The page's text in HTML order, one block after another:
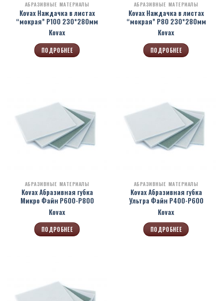
АБРАЗИВНЫЕ МАТЕРИАЛЫ
Kovax Наждачка в листах
“мокрая” Р100 230*280мм
Kovax
ПОДРОБНЕЕ
АБРАЗИВНЫЕ МАТЕРИАЛЫ
Kovax Наждачка в листах
“мокрая” Р80 230*280мм
Kovax
ПОДРОБНЕЕ
АБРАЗИВНЫЕ МАТЕРИАЛЫ
Kovax Абразивная губка
Микро Файн Р600-Р800
Kovax
ПОДРОБНЕЕ
АБРАЗИВНЫЕ МАТЕРИАЛЫ
Kovax Абразивная губка
Ультра Файн Р400-Р600
Kovax
ПОДРОБНЕЕ